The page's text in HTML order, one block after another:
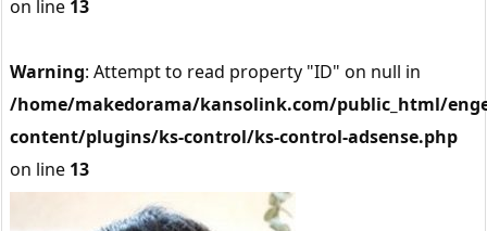
on line 13
Warning: Attempt to read property "ID" on null in
/home/makedorama/kansolink.com/public_html/
content/plugins/ks-control/ks-control-adsense.php
on line 13